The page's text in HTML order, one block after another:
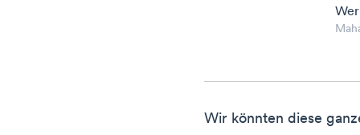
Wir könnten diese